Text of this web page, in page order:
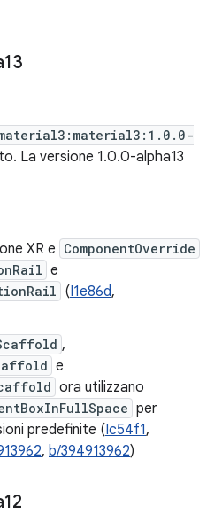
La versione 1.0.0-alpha13
XR e ComponentOverride
e
(I1e86d,
,
e
ora utilizzano
per
predefinite (Ic54f1,
, b/394913962)